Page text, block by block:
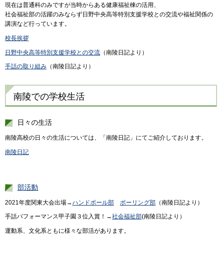
現在は普通科のみですが当時からある健康福祉棟の活用、
社会福祉部の活躍のみならず日野中央高等特別支援学校との交流や福祉関係の
講演など行っています。
校長挨拶
日野中央高等特別支援学校との交流 （南陵日記より）
手話の取り組み （南陵日記より）
南陵での学校生活
日々の生活
南陵高校の日々の生活については、「南陵日記」にてご紹介しております。
南陵日記
部活動
2021年度関東大会出場→ハンドボール部 ボーリング部 （南陵日記より）
手話パフォーマンス甲子園３位入賞！→社会福祉部(南陵日記より）
運動系、文化系ともに様々な部活があります。